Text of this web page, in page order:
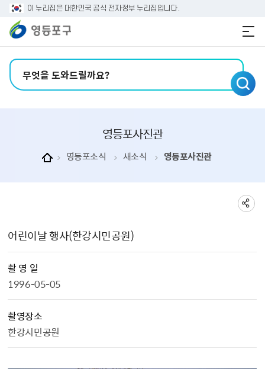
본문 바로가기
주메뉴 바로가기
이 누리집은 대한민국 공식 전자정부 누리집입니다.
영등포사진관
영등포소식 새소식 영등포사진관
어린이날 행사(한강시민공원)
촬 영 일
1996-05-05
촬영장소
한강시민공원